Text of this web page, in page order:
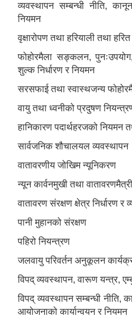
व्यवस्थापन सम्बन्धी नीति,
नियमन
वृक्षारोपण तथा हरियाली तथा हरित
फोहोरमैला सङ्कलन,
शुल्क निर्धारण र नियमन
सरसफाई तथा स्वास्थजन्य
वायु तथा ध्वनीको प्रदुषण
हानिकारण पदार्थहरजको नियमन
सार्वजनिक शौचालयल व्यवस्थापन
वातावरणीय जोखिम न्यूनिकरण
न्यून कार्वनमुखी तथा
वातावरण संरक्षण क्षेत्र निर्धारण र
पानी मुहानको संरक्षण
पहिरो नियन्त्रण
जलवायु परिवर्तन अनुकूलन
विपद् व्यवस्थापन, वारूण यन्त्र,
विपद् व्यवस्थापन सम्बन्धी नीति,
आयोजनाको कार्यान्वयन र नियमन